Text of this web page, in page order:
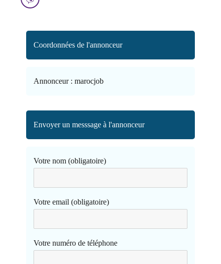
Coordonnées de l'annonceur
Annonceur : marocjob
Envoyer un messsage à l'annonceur
Votre nom (obligatoire)
Votre email (obligatoire)
Votre numéro de téléphone